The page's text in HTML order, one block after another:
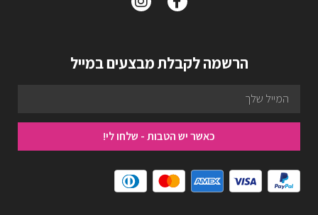
הרשמה לקבלת מבצעים במייל
כאשר יש הטבות - שלחו לי!